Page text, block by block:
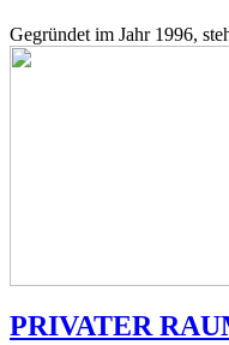
Gegründet im Jahr 1996,
PRIVATER